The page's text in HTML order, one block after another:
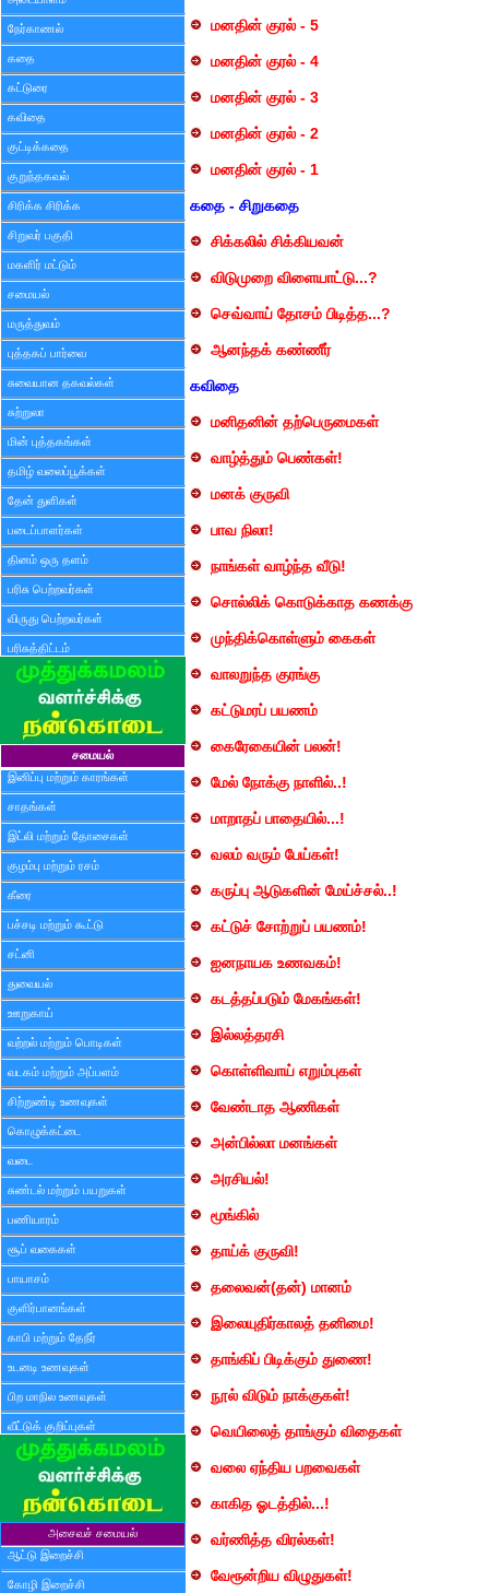
நேர்காணல்
கதை
கட்டுரை
கவிதை
குட்டிக்கதை
குறுந்தகவல்
சிரிக்க சிரிக்க
சிறுவர் பகுதி
மகளிர் மட்டும்
சமையல்
மருத்துவம்
புத்தகப் பார்வை
சுவையான தகவல்கள்
சுற்றுலா
மின் புத்தகங்கள்
தமிழ் வலைப்பூக்கள்
தேன் துளிகள்
படைப்பாளர்கள்
தினம் ஒரு தளம்
பரிசு பெற்றவர்கள்
விருது பெற்றவர்கள்
பரிசுத்திட்டம்
சமையல்
இனிப்பு மற்றும் காரங்கள்
சாதங்கள்
இட்லி மற்றும் தோசைகள்
குழம்பு மற்றும் ரசம்
கீரை
பச்சடி மற்றும் கூட்டு
சட்னி
துவையல்
ஊறுகாய்
வற்றல் மற்றும் பொடிகள்
வடகம் மற்றும் அப்பளம்
சிற்றுண்டி உணவுகள்
கொழுக்கட்டை
வடை
சுண்டல் மற்றும் பயறுகள்
பணியாரம்
சூப் வகைகள்
பாயாசம்
குளிர்பானங்கள்
காபி மற்றும் தேநீர்
உடனடி உணவுகள்
பிற மாநில உணவுகள்
வீட்டுக் குறிப்புகள்
அசைவச் சமையல்
ஆட்டு இறைச்சி
கோழி இறைச்சி
மனதின் குரல் - 5
மனதின் குரல் - 4
மனதின் குரல் - 3
மனதின் குரல் - 2
மனதின் குரல் - 1
கதை - சிறுகதை
சிக்கலில் சிக்கியவன்
விடுமுறை விளையாட்டு...?
செவ்வாய் தோசம் பிடித்த...?
ஆனந்தக் கண்ணீர்
கவிதை
மனிதனின் தற்பெருமைகள்
வாழ்த்தும் பெண்கள்!
மனக் குருவி
பாவ நிலா!
நாங்கள் வாழ்ந்த வீடு!
சொல்லிக் கொடுக்காத கணக்கு
முந்திக்கொள்ளும் கைகள்
வாலறுந்த குரங்கு
கட்டுமரப் பயணம்
கைரேகையின் பலன்!
மேல் நோக்கு நாளில்..!
மாறாதப் பாதையில்...!
வலம் வரும் பேய்கள்!
கருப்பு ஆடுகளின் மேய்ச்சல்..!
கட்டுச் சோற்றுப் பயணம்!
ஐனநாயக உணவகம்!
கடத்தப்படும் மேகங்கள்!
இல்லத்தரசி
கொள்ளிவாய் எறும்புகள்
வேண்டாத ஆணிகள்
அன்பில்லா மனங்கள்
அரசியல்!
மூங்கில்
தாய்க் குருவி!
தலைவன்(தன்) மானம்
இலையுதிர்காலத் தனிமை!
தாங்கிப் பிடிக்கும் துணை!
நூல் விடும் நாக்குகள்!
வெயிலைத் தாங்கும் விதைகள்
வலை ஏந்திய பறவைகள்
காகித ஓடத்தில்...!
வர்ணித்த விரல்கள்!
வேரூன்றிய விழுதுகள்!